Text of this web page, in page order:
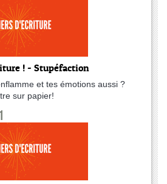
! - Stupéfaction
et tes émotions aussi ?
sur papier!